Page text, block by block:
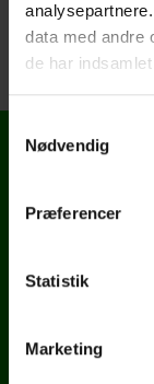
data med andre
de har
Nødvendig
Præferencer
Statistik
Marketing
Ellehaven 1
Telefon: 64 75 22